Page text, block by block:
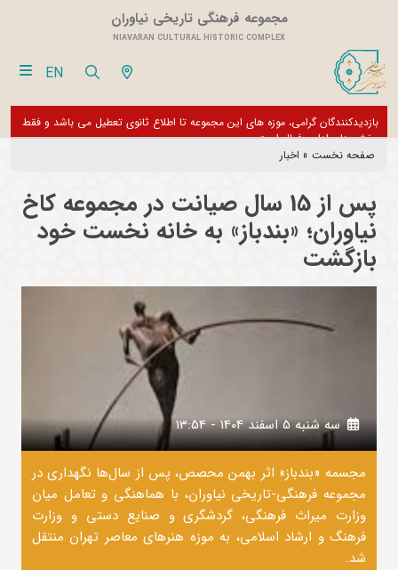
مجموعه فرهنگی تاریخی نیاوران
NIAVARAN CULTURAL HISTORIC COMPLEX
EN
از تور مجازی 360 درجه مجموعه فرهنگی تاریخی نیاوران بازدید نمایید
صفحه نخست » اخبار
پس از 15 سال صیانت در مجموعه کاخ
نیاوران؛ «بندباز» به خانه نخست خود
بازگشت
سه شنبه 5 اسفند 1404 - 13:54
مجسمه «بندباز» اثر بهمن محصص، پس از سال‌ها نگهداری در
مجموعه فرهنگی-تاریخی نیاوران، با هماهنگی و تعامل میان
وزارت میراث ‌فرهنگی، گردشگری و صنایع‌ دستی و وزارت
فرهنگ و ارشاد اسلامی، به موزه هنرهای معاصر تهران منتقل
شد.